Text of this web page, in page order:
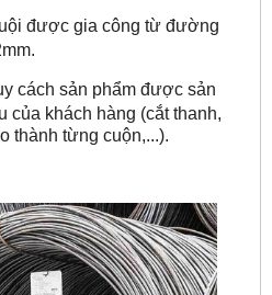
được gia công từ đường
cách sản phẩm được sản
của khách hàng (cắt thanh,
thành từng cuộn,...).